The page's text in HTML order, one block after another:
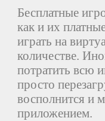
Бесплатные
как и их
играть на
количестве.
потратить всю
просто
восполнится и
приложением.